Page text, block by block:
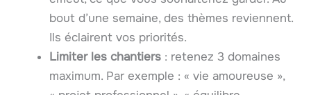
bout d’une semaine, des thèmes reviennent.
Ils éclairent vos priorités.
Limiter les chantiers : retenez 3 domaines
maximum. Par exemple : « vie amoureuse »,